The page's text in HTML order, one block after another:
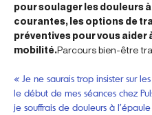
pour soulager les douleurs
courantes, les options de
préventives pour vous
mobilité.Parcours bien-être
« Je ne saurais trop insister sur
le début de mes séances chez
je souffrais de douleurs à